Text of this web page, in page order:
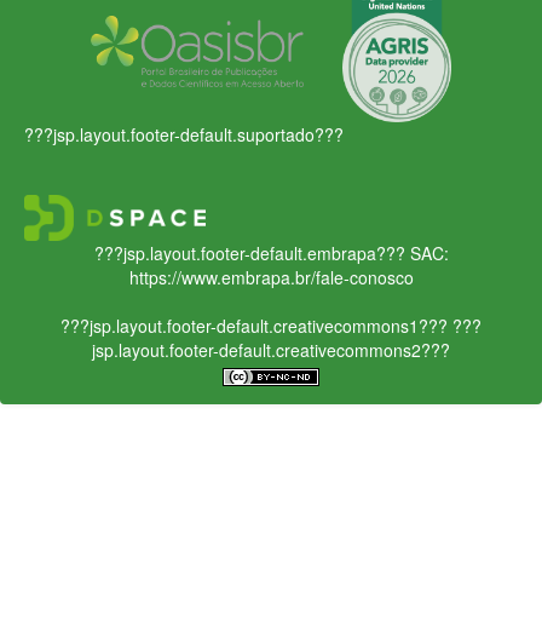
???jsp.layout.footer-default.suportado???
???jsp.layout.footer-default.embrapa??? SAC:
https://www.embrapa.br/fale-conosco
???jsp.layout.footer-default.creativecommons1??? ???
jsp.layout.footer-default.creativecommons2???